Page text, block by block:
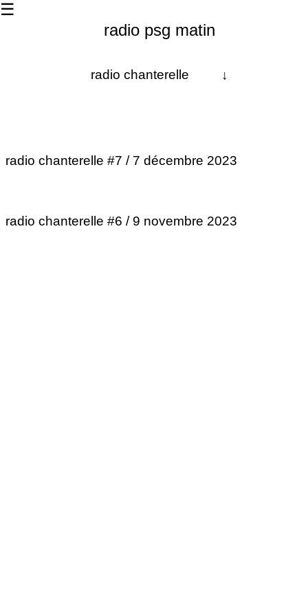
radio psg matin
☰
↓
radio chanterelle
La matinale
Contact
radio chanterelle #7 / 7 décembre 2023
radio chanterelle #6 / 9 novembre 2023